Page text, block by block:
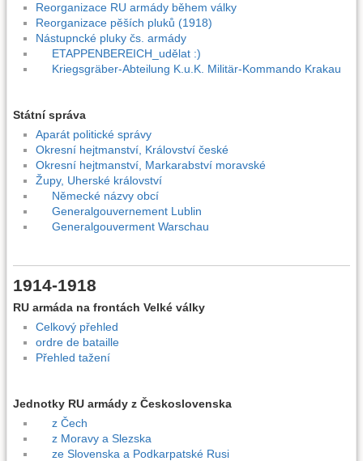
Reorganizace RU armády během války
Reorganizace pěších pluků (1918)
Nástupncké pluky čs. armády
ETAPPENBEREICH_udělat :)
Kriegsgräber-Abteilung K.u.K. Militär-Kommando Krakau
Státní správa
Aparát politické správy
Okresní hejtmanství, Království české
Okresní hejtmanství, Markarabství moravské
Župy, Uherské království
Německé názvy obcí
Generalgouvernement Lublin
Generalgouverment Warschau
1914-1918
RU armáda na frontách Velké války
Celkový přehled
ordre de bataille
Přehled tažení
Jednotky RU armády z Československa
z Čech
z Moravy a Slezska
ze Slovenska a Podkarpatské Rusi